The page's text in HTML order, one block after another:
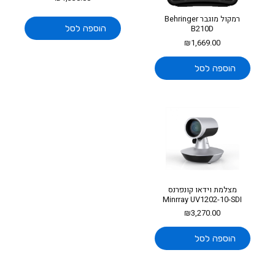
רמקול מוגבר Behringer
B210D
₪1,669.00
הוספה לסל
הוספה לסל
מצלמת וידאו קונפרנס
Minrray UV1202-10-SDI
₪3,270.00
הוספה לסל